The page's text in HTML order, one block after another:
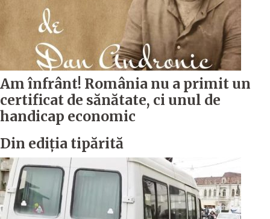
Am înfrânt! România nu a primit un
certificat de sănătate, ci unul de
handicap economic
Din ediția tipărită